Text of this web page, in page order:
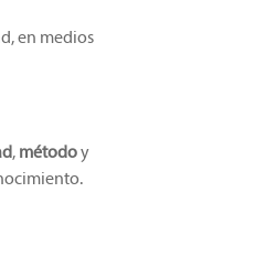
en medios
, métodoy